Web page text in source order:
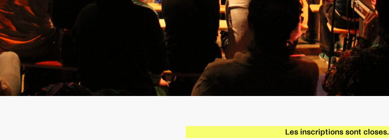
Les inscriptions sont closes.